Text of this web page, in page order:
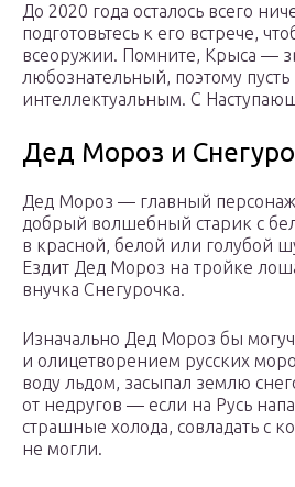
До 2020 года осталось всего
подготовьтесь к его встрече,
всеоружии. Помните, Крыса —
любознательный, поэтому
интеллектуальным. С
Дед Мороз и
Дед Мороз — главный персонаж
добрый волшебный старик с
в красной, белой или голубой
Ездит Дед Мороз на тройке
внучка Снегурочка.
Изначально Дед Мороз бы
и олицетворением русских
воду льдом, засыпал землю
от недругов — если на Русь
страшные холода, совладать с
не могли.